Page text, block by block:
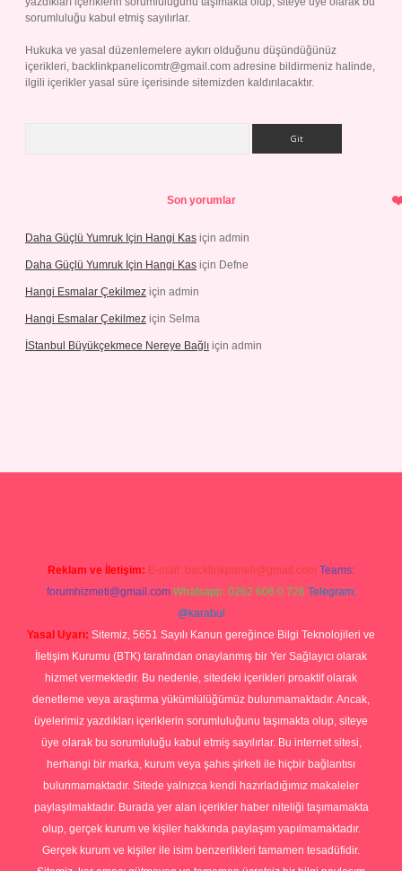
sorumluluğu kabul etmiş sayılırlar.
Hukuka ve yasal düzenlemelere aykırı olduğunu düşündüğünüz
içerikleri, backlinkpanelicomtr@gmail.com adresine bildirmeniz halinde,
ilgili içerikler yasal süre içerisinde sitemizden kaldırılacaktır.
Son yorumlar
Daha Güçlü Yumruk Için Hangi Kas için admin
Daha Güçlü Yumruk Için Hangi Kas için Defne
Hangi Esmalar Çekilmez için admin
Hangi Esmalar Çekilmez için Selma
İStanbul Büyükçekmece Nereye Bağlı için admin
Reklam ve İletişim: E-mail: backlinkpaneli@gmail.com Teams:
forumhizmeti@gmail.com Whatsapp: 0262 606 0 726 Telegram:
@karabul
Yasal Uyarı: Sitemiz, 5651 Sayılı Kanun gereğince Bilgi Teknolojileri ve
İletişim Kurumu (BTK) tarafından onaylanmış bir Yer Sağlayıcı olarak
hizmet vermektedir. Bu nedenle, sitedeki içerikleri proaktif olarak
denetleme veya araştırma yükümlülüğümüz bulunmamaktadır. Ancak,
üyelerimiz yazdıkları içeriklerin sorumluluğunu taşımakta olup, siteye
üye olarak bu sorumluluğu kabul etmiş sayılırlar. Bu internet sitesi,
herhangi bir marka, kurum veya şahıs şirketi ile hiçbir bağlantısı
bulunmamaktadır. Sitede yalnızca kendi hazırladığımız makaleler
paylaşılmaktadır. Burada yer alan içerikler haber niteliği taşımamakta
olup, gerçek kurum ve kişiler hakkında paylaşım yapılmamaktadır.
Gerçek kurum ve kişiler ile isim benzerlikleri tamamen tesadüfidir.